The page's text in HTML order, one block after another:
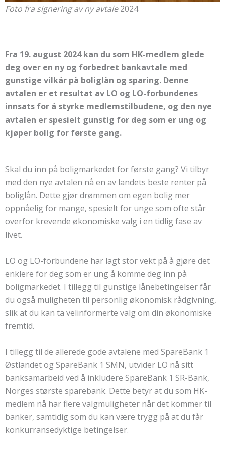
Foto fra signering av ny avtale2024
Fra 19. august 2024 kan du som HK-medlem glede
deg over en ny og forbedret bankavtale med
gunstige vilkår på boliglån og sparing. Denne
avtalen er et resultat av LO og LO-forbundenes
innsats for å styrke medlemstilbudene, og den nye
avtalen er spesielt gunstig for deg som er ung og
kjøper bolig for første gang.
Skal du inn på boligmarkedet for første gang? Vi tilbyr
med den nye avtalen nå en av landets beste renter på
boliglån. Dette gjør drømmen om egen bolig mer
oppnåelig for mange, spesielt for unge som ofte står
overfor krevende økonomiske valg i en tidlig fase av
livet.
LO og LO-forbundene har lagt stor vekt på å gjøre det
enklere for deg som er ung å komme deg inn på
boligmarkedet. I tillegg til gunstige lånebetingelser får
du også muligheten til personlig økonomisk rådgivning,
slik at du kan ta velinformerte valg om din økonomiske
fremtid.
I tillegg til de allerede gode avtalene med SpareBank 1
Østlandet og SpareBank 1 SMN, utvider LO nå sitt
banksamarbeid ved å inkludere SpareBank 1 SR-Bank,
Norges største sparebank. Dette betyr at du som HK-
medlem nå har flere valgmuligheter når det kommer til
banker, samtidig som du kan være trygg på at du får
konkurransedyktige betingelser.